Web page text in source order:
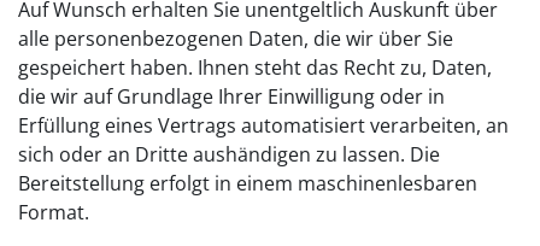
Auf Wunsch erhalten Sie unentgeltlich Auskunft über
alle personenbezogenen Daten, die wir über Sie
gespeichert haben. Ihnen steht das Recht zu, Daten,
die wir auf Grundlage Ihrer Einwilligung oder in
Erfüllung eines Vertrags automatisiert verarbeiten, an
sich oder an Dritte aushändigen zu lassen. Die
Bereitstellung erfolgt in einem maschinenlesbaren
Format.